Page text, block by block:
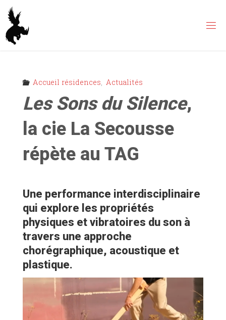
Skip
content
Accueil résidences Actualités
Les Sons du Silence,
la cie La Secousse
répète au TAG
Une performance interdisciplinaire
qui explore les propriétés
physiques et vibratoires du son à
travers une approche
chorégraphique, acoustique et
plastique.